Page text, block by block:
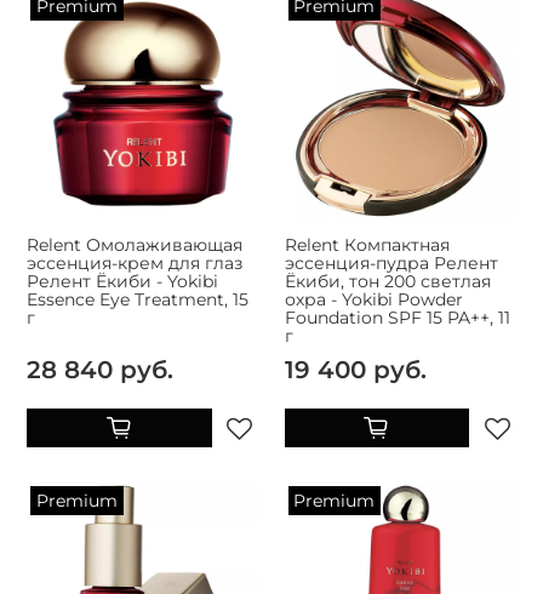
Premium
Relent Омолаживающая
эссенция-крем для глаз
Релент Ёкиби - Yokibi
Essence Eye Treatment, 15
г
28 840 руб.
Premium
Relent Компактная
эссенция-пудра Релент
Ёкиби, тон 200 светлая
охра - Yokibi Powder
Foundation SPF 15 PA++, 11
г
19 400 руб.
Premium Premium